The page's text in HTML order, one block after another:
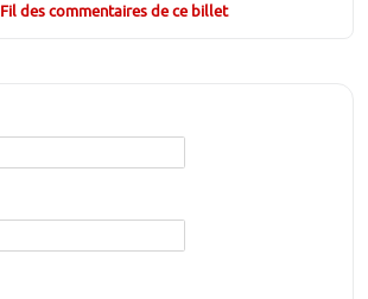
Fil des commentaires de ce billet